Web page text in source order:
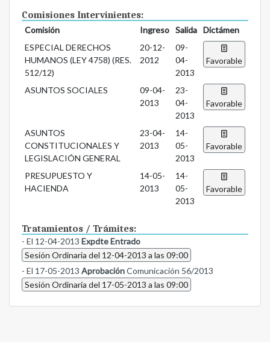
Comisiones Intervinientes:
Comisión Ingreso Salida
Dictámen
ESPECIAL DERECHOS
HUMANOS (LEY 4758) (RES.
512/12)
20-12-
2012
09-
04-
2013
Favorable
ASUNTOS SOCIALES
09-04-
2013
23-
04-
2013
Favorable
ASUNTOS
CONSTITUCIONALES Y
LEGISLACIÓN GENERAL
23-04-
2013
14-
05-
2013
Favorable
PRESUPUESTO Y
HACIENDA
14-05-
2013
14-
05-
2013
Favorable
Tratamientos / Trámites:
- El 12-04-2013 Expdte Entrado
Sesión Ordinaria del 12-04-2013 a las 09:00
- El 17-05-2013 AprobaciónComunicación 56/2013
Sesión Ordinaria del 17-05-2013 a las 09:00